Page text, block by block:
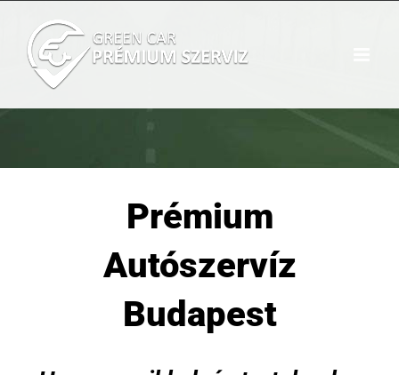
Prémium
Autószervíz
Budapest